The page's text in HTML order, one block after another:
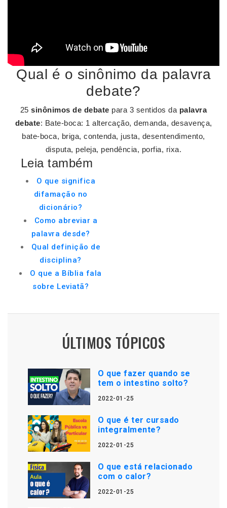
Qual é o sinônimo da palavra
debate?
25sinônimos de debate para 3 sentidos da palavra
debate: Bate-boca: 1 altercação, demanda, desavença,
bate-boca, briga, contenda, justa, desentendimento,
disputa, peleja, pendência, porfia, rixa.
Leia também
O que significa
difamação no
dicionário?
Como abreviar a
palavra desde?
Qual definição de
disciplina?
O que a Bíblia fala
sobre Leviatã?
ÚLTIMOS TÓPICOS
O que fazer quando se
tem o intestino solto?
2022-01-25
O que é ter cursado
integralmente?
2022-01-25
O que está relacionado
com o calor?
2022-01-25